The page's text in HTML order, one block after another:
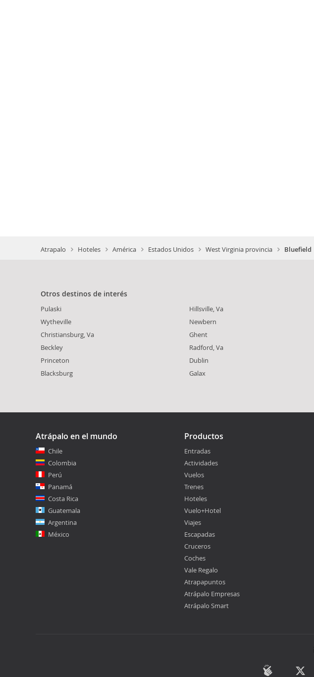
Atrapalo Hoteles América Estados Unidos West Virginia provincia Bluefield
Otros destinos de interés
Pulaski
Wytheville
Christiansburg, Va
Beckley
Princeton
Blacksburg
Hillsville, Va
Newbern
Ghent
Radford, Va
Dublin
Galax
Atrápalo en el mundo
Chile
Colombia
Perú
Panamá
Costa Rica
Guatemala
Argentina
México
Productos
Entradas
Actividades
Vuelos
Trenes
Hoteles
Vuelo+Hotel
Viajes
Escapadas
Cruceros
Coches
Vale Regalo
Atrapapuntos
Atrápalo Empresas
Atrápalo Smart